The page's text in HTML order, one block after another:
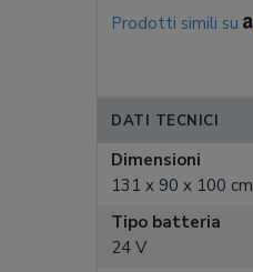
Prodotti simili su
DATI TECNICI
Dimensioni
131 x 90 x 100 cm
Tipo batteria
24 V